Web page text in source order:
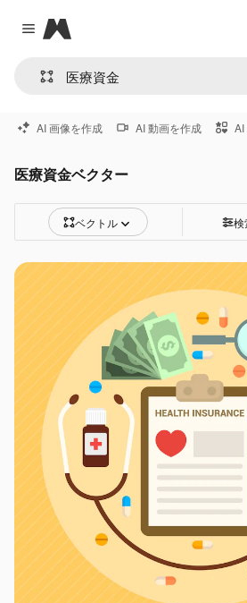
Close menu
Magnific
AI 画像を作成 AI 動画を作成 AI
医療資金ベクター
ベクトル 検